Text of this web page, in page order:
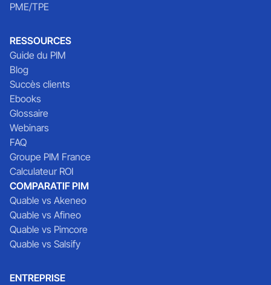
PME/TPE
RESSOURCES
Guide du PIM
Blog
Succès clients
Ebooks
Glossaire
Webinars
FAQ
Groupe PIM France
Calculateur ROI
COMPARATIF PIM
Quable vs Akeneo
Quable vs Afineo
Quable vs Pimcore
Quable vs Salsify
ENTREPRISE